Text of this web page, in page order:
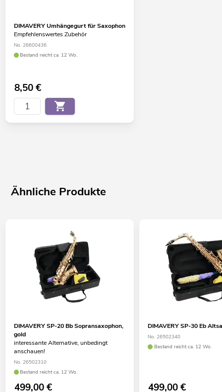
DIMAVERY Umhängegurt für Saxophon
Empfehlenswertes Zubehör
No. 26600436
Bestand reicht ca. 12 Wo.
8,50€
Ähnliche Produkte
DIMAVERY SP-20 Bb Sopransaxophon,
gold
interessante Alternative, unbedingt
anschauen!
No. 26502310
Bestand reicht ca. 12 Wo.
499,00€
DIMAVERY SP-30 Eb
No. 26502340
Bestand reicht ca. 12 Wo.
499,00€